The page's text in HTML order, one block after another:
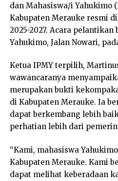
dan Mahasiswa/i Yahukimo
Kabupaten Merauke resmi
2025-2027. Acara
Yahukimo, Jalan Nowari,
Ketua IPMY terpilih,
wawancaranya
merupakan bukti
di Kabupaten Merauke. Ia
dapat berkembang lebih
perhatian lebih dari
“Kami, mahasiswa
Kabupaten Merauke. Kami
dapat melihat keberadaan